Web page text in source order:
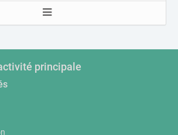
principale